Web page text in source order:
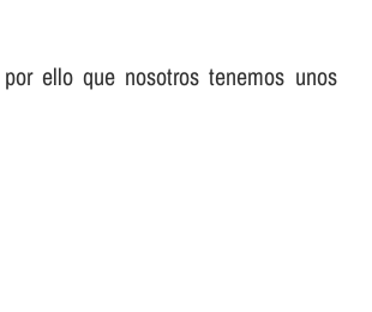
ello que nosotros tenemos unos